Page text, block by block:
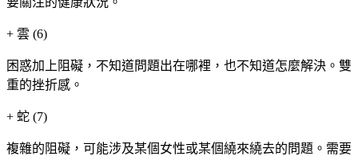
+ 雲 (6)
困惑加上阻礙，不知道問題出在哪裡，也不知道怎麼解決。雙
重的挫折感。
+ 蛇 (7)
複雜的阻礙，可能涉及某個女性或某個繞來繞去的問題。需要